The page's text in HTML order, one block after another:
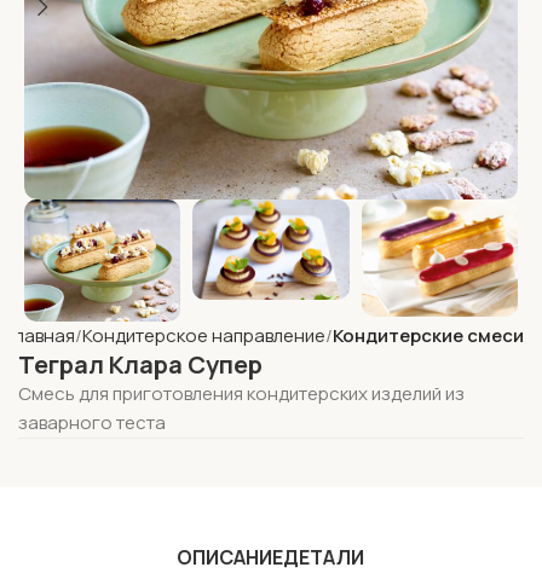
Главная Кондитерское направление Кондитерские смеси
Теграл Клара Супер
Смесь для приготовления кондитерских изделий из
заварного теста
ОПИСАНИЕДЕТАЛИ